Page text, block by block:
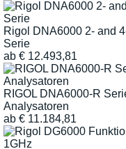
Rigol DNA6000 2- and
Serie
ab € 12.493,81
RIGOL DNA6000-R
Analysatoren
ab € 11.184,81